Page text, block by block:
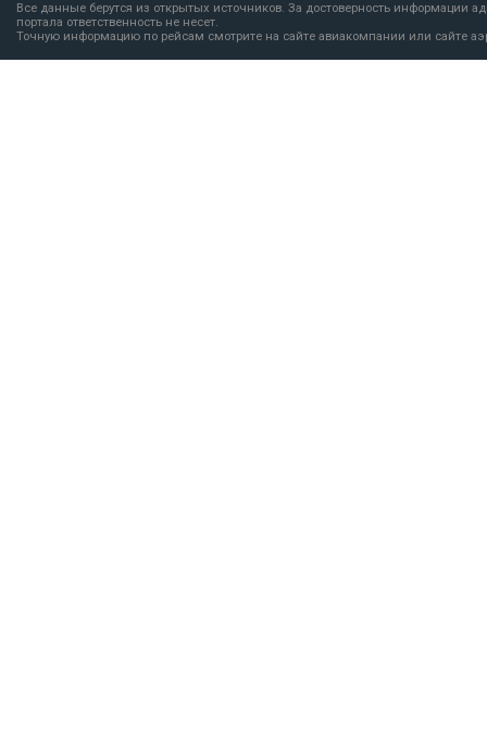
Все данные берутся из открытых источников. За достоверность информации
портала ответственность не несет.
Точную информацию по рейсам смотрите на сайте авиакомпании или сайте